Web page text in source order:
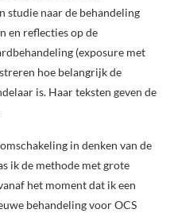
studie naar de behandeling
en reflecties op de
(exposure met
hoe belangrijk de
is. Haar teksten geven de
in denken van de
ik de methode met grote
het moment dat ik een
behandeling voor OCS